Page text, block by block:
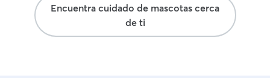
Encuentra cuidado de mascotas cerca
de ti